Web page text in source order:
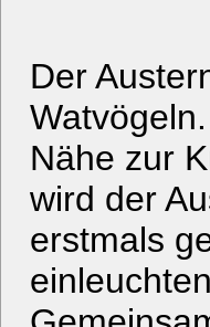
Der
Nähe zur
wird der
erstmals